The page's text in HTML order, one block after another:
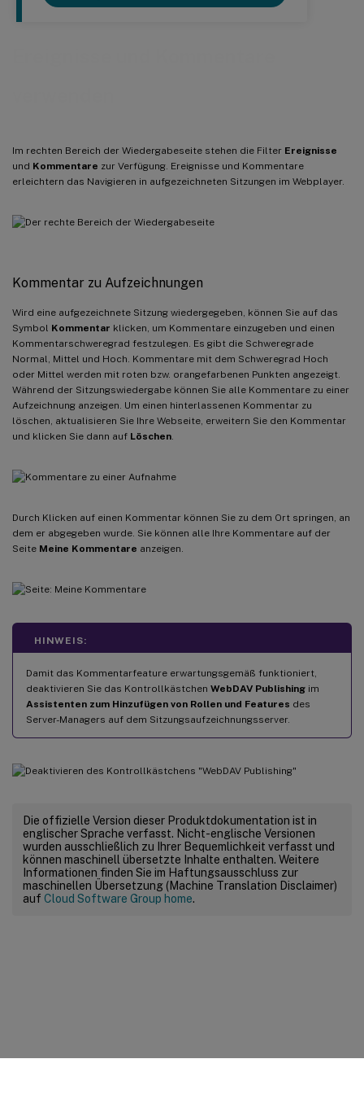
Im rechten Bereich der Wiedergabeseite stehen die Filter Ereignisse
und Kommentare zur Verfügung. Ereignisse und Kommentare
erleichtern das Navigieren in aufgezeichneten Sitzungen im Webplayer.
Kommentar zu Aufzeichnungen
Wird eine aufgezeichnete Sitzung wiedergegeben, können Sie auf das
Symbol Kommentar klicken, um Kommentare einzugeben und einen
Kommentarschweregrad festzulegen. Es gibt die Schweregrade
Normal, Mittel und Hoch. Kommentare mit dem Schweregrad Hoch
oder Mittel werden mit roten bzw. orangefarbenen Punkten angezeigt.
Während der Sitzungswiedergabe können Sie alle Kommentare zu einer
Aufzeichnung anzeigen. Um einen hinterlassenen Kommentar zu
löschen, aktualisieren Sie Ihre Webseite, erweitern Sie den Kommentar
und klicken Sie dann auf Löschen
Durch Klicken auf einen Kommentar können Sie zu dem Ort springen, an
dem er abgegeben wurde. Sie können alle Ihre Kommentare auf der
Seite Meine Kommentare anzeigen.
HINWEIS:
Damit das Kommentarfeature erwartungsgemäß funktioniert,
deaktivieren Sie das Kontrollkästchen WebDAV Publishing im
Assistenten zum Hinzufügen von Rollen und Features des
Server-Managers auf dem Sitzungsaufzeichnungsserver.
Die offizielle Version dieser Produktdokumentation ist in
englischer Sprache verfasst. Nicht-englische Versionen
wurden ausschließlich zu Ihrer Bequemlichkeit verfasst und
können maschinell übersetzte Inhalte enthalten. Weitere
Informationen finden Sie im Haftungsausschluss zur
maschinellen Übersetzung (Machine Translation Disclaimer)
auf Cloud Software Group home.